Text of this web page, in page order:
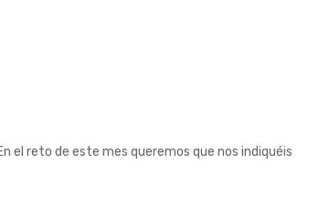
el reto de este mes queremos que nos indiquéis